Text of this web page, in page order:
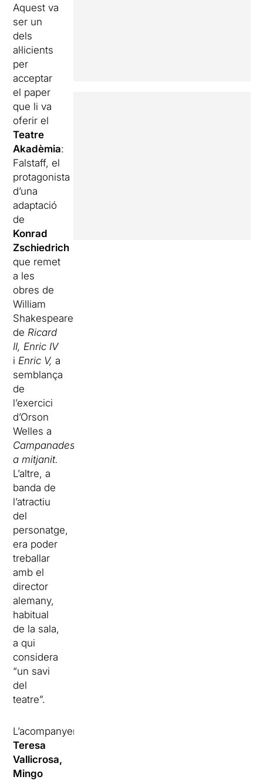
Aquest va
ser un
dels
al·licients
per
acceptar
el paper
que li va
oferir el
Teatre
Akadèmia:
Falstaff, el
protagonista
d’una
adaptació
de
Konrad
Zschiedrich
que remet
a les
obres de
William
Shakespeare
deRicard
II, Enric IV
i Enric V,a
semblança
de
l’exercici
d’Orson
Welles a
Campanades
a mitjanit.
L’altre, a
banda de
l’atractiu
del
personatge,
era poder
treballar
amb el
director
alemany,
habitual
de la sala,
a qui
considera
“un savi
del
teatre”.
L’acompanyen
Teresa
Vallicrosa,
Mingo